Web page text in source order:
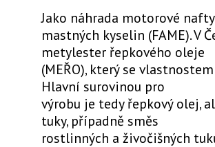
Jako náhrada motorové
mastných kyselin (FAME). V
metylester řepkového oleje
(MEŘO), který se
Hlavní surovinou pro
výrobu je tedy řepkový olej,
tuky, případně směs
rostlinných a živočišných